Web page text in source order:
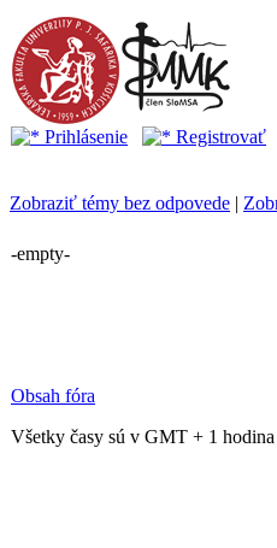
Prihlásenie Registrovať
Zobraziť témy bez odpovede |
-empty-
Obsah fóra
Všetky časy sú v GMT + 1